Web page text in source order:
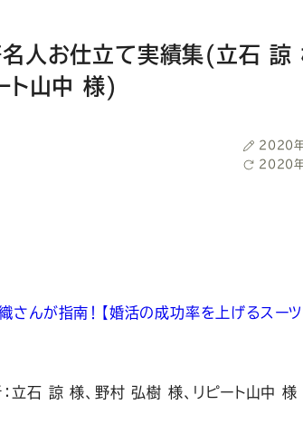
人お仕立て実績集(立石 諒
ト山中 様)
投
稿
2020
最
2020
さんが指南！【婚活の成功率を上げるスーツ
立石 諒 様、野村 弘樹 様、リピート山中 様